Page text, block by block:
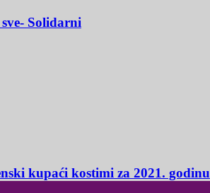
Solidarni
kupaći kostimi za 2021. godinu